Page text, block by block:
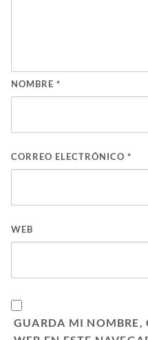
NOMBRE *
CORREO ELECTRÓNICO *
WEB
GUARDA MI NOMBRE,